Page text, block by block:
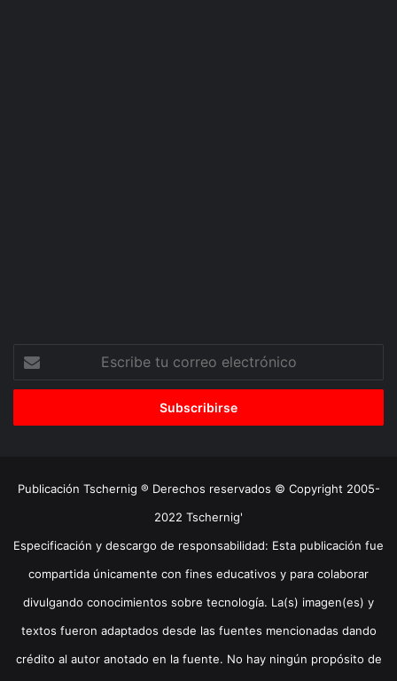
correo
Publicación Tschernig ® Derechos reservados © Copyright 2005-
2022 Tschernig'
Especificación y descargo de responsabilidad: Esta publicación fue
compartida únicamente con fines educativos y para colaborar
divulgando conocimientos sobre tecnología. La(s) imagen(es) y
textos fueron adaptados desde las fuentes mencionadas dando
crédito al autor anotado en la fuente. No hay ningún propósito de